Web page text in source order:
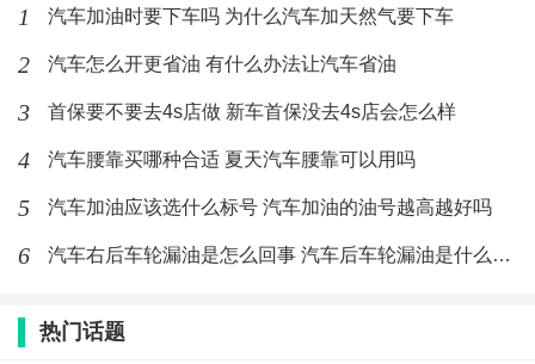
最新文章
汽车怎么开更省油 有什么办法让汽车省
油
(283)人喜欢
汽车加油时要下车吗 为什么汽车加天然
(355)人喜欢
1 汽车加油时要下车吗 为什么汽车加天然气要下车
2 汽车怎么开更省油 有什么办法让汽车省油
3 首保要不要去4s店做 新车首保没去4s店会怎么样
4 汽车腰靠买哪种合适 夏天汽车腰靠可以用吗
5 汽车加油应该选什么标号 汽车加油的油号越高越好吗
6 汽车右后车轮漏油是怎么回事 汽车后车轮漏油是什么原因
热门话题